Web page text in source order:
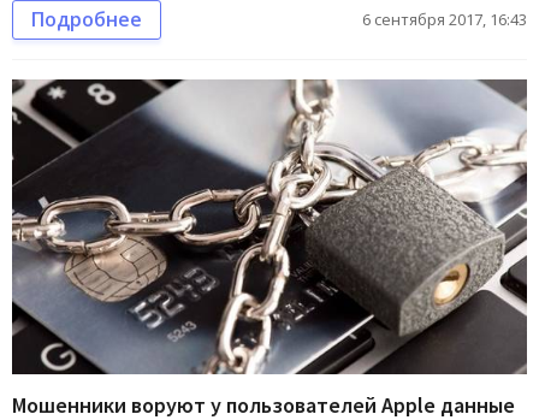
Подробнее 6 сентября 2017, 16:43
Мошенники воруют у пользователей Apple данные